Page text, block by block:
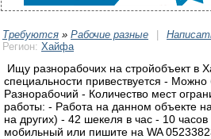
Требуются » Рабочие разные |
Регион: Хайфа
Ищу разнорабочих на стройобъект в
специальности привествуется -
Разнорабочий - Количество мест
работы: - Работа на данном объекте
на других) - 42 шекеля в час - 10
мобильный или пишите на WA